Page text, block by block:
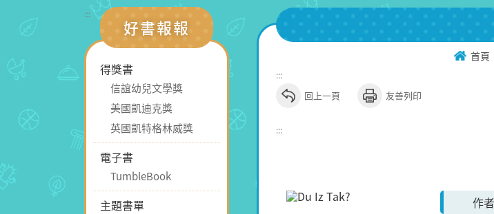
:::
好書報報
得獎書
信誼幼兒文學獎
美國凱迪克獎
英國凱特格林威獎
電子書
TumbleBook
主題書單
首頁
:::
回上一頁 友善列印
:::
作者